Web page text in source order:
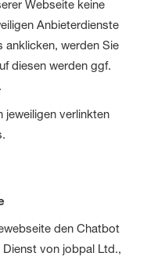
Webseite keine
Anbieterdienste
anklicken, werden Sie
diesen werden ggf.
jeweiligen verlinkten
den Chatbot
Dienst von jobpal Ltd.,